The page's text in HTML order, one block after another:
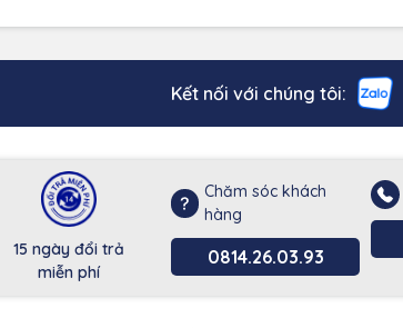
Kết nối với chúng tôi:
15 ngày đổi trả
miễn phí
Chăm sóc khách
hàng
0814.26.03.93